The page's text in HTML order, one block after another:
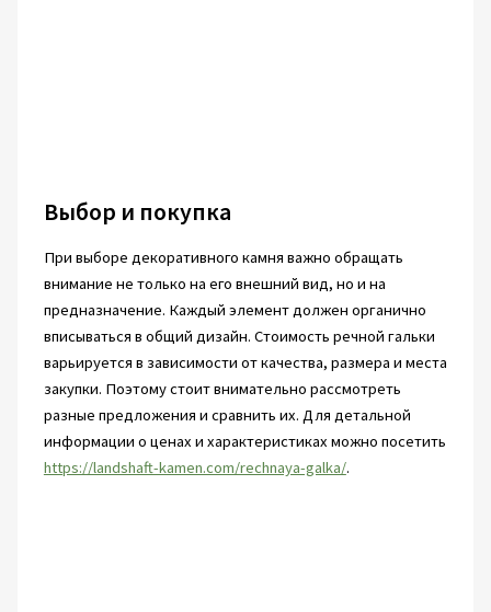
Выбор и покупка
При выборе декоративного камня важно обращать
внимание не только на его внешний вид, но и на
предназначение. Каждый элемент должен органично
вписываться в общий дизайн. Стоимость речной гальки
варьируется в зависимости от качества, размера и места
закупки. Поэтому стоит внимательно рассмотреть
разные предложения и сравнить их. Для детальной
информации о ценах и характеристиках можно посетить
https://landshaft-kamen.com/rechnaya-galka/.